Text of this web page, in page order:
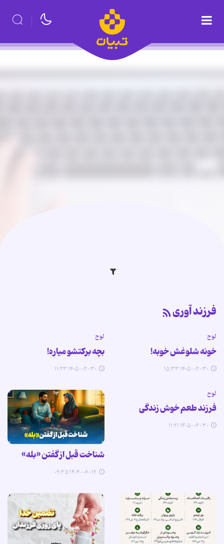
فرزند آوری
لوح
خونه شلوغش خوبه!
۱۴۰۵-۰۲-۳۰ ۱۵:۳۳
لوح
بچه برکتشو میاره!
۱۴۰۵-۰۲-۳۰ ۱۱:۲۳
لوح
فرزند طعم خوش زندگی
۱۴۰۵-۰۲-۳۰ ۱۱:۲۱
شناخت قبل از گفتن «بله»
۱۴۰۴-۰۶-۱۲ ۰۹:۳۵